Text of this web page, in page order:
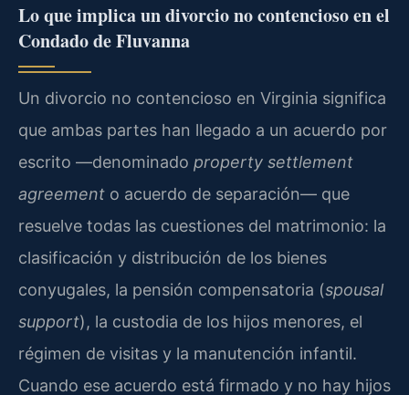
Lo que implica un divorcio no contencioso en el
Condado de Fluvanna
Un divorcio no contencioso en Virginia significa
que ambas partes han llegado a un acuerdo por
escrito —denominado property settlement
agreement o acuerdo de separación— que
resuelve todas las cuestiones del matrimonio: la
clasificación y distribución de los bienes
conyugales, la pensión compensatoria (spousal
support), la custodia de los hijos menores, el
régimen de visitas y la manutención infantil.
Cuando ese acuerdo está firmado y no hay hijos